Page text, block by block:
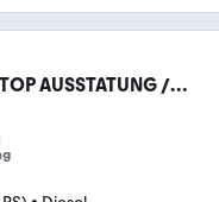
AUSSTATUNG /
NEU